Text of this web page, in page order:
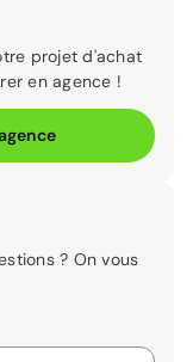
projet d'achat
en agence !
? On vous